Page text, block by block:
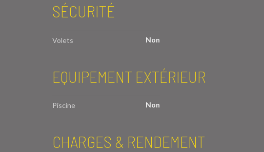
SÉCURITÉ
Volets Non
EQUIPEMENT EXTÉRIEUR
Piscine Non
CHARGES & RENDEMENT